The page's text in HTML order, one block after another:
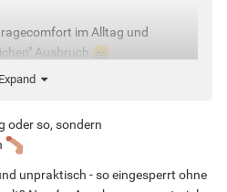
im Alltag und
Ausbruch
hat sich richtig gut
Zeit gescheuert
Expand
oder so, sondern
unpraktisch - so eingesperrt ohne